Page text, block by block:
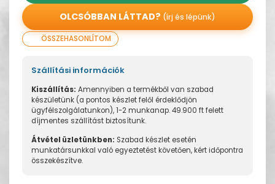
OLCSÓBBAN LÁTTAD? (írj és lépünk)
ÖSSZEHASONLÍTOM
Szállítási információk
Kiszállítás: Amennyiben a termékből van szabad
készületünk (a pontos készlet felől érdeklődjön
ügyfélszolgálatunkon), 1-2 munkanap. 49.900 ft felett
díjmentes szállítást biztosítunk.
Átvétel üzletünkben: Szabad készlet esetén
munkatársunkkal való egyeztetést követően, kért időpontra
összekészítve.